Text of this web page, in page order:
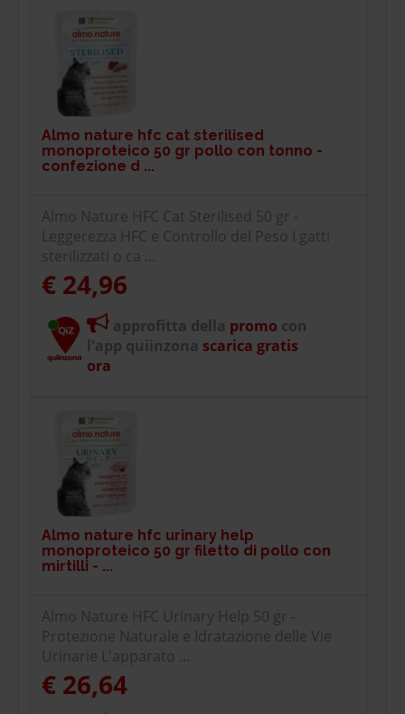
Almo nature hfc cat sterilised
monoproteico 50 gr pollo con tonno -
confezione d ...
Almo Nature HFC Cat Sterilised 50 gr -
Leggerezza HFC e Controllo del Peso I gatti
sterilizzati o ca ...
€ 24,96
approfitta della promo con
l'app quiinzona scarica gratis
ora
Almo nature hfc urinary help
monoproteico 50 gr filetto di pollo con
mirtilli - ...
Almo Nature HFC Urinary Help 50 gr -
Protezione Naturale e Idratazione delle Vie
Urinarie L'apparato ...
€ 26,64